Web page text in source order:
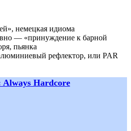
немецкая идиома
— «принуждение к барной
пьянка
рефлектор, или PAR
Always Hardcore